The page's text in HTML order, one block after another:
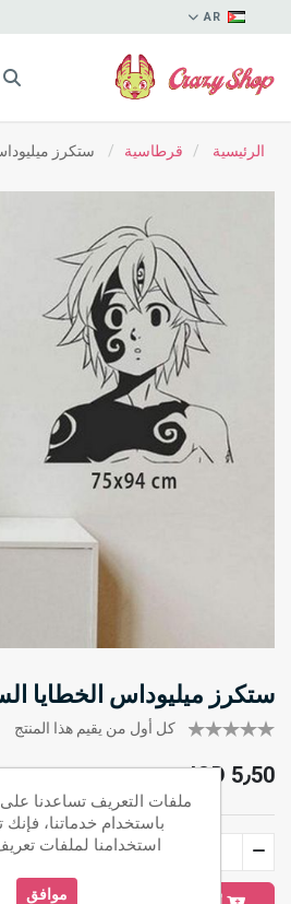
AR
الرئيسية / قرطاسية / ستكرز
ستكرز ميليوداس الخطايا
كل أول من يقيم هذا المنتج
JOD 5٫50
ملفات التعريف تساعدنا على
باستخدام خدماتنا،
استخدامنا لملفات
موافق